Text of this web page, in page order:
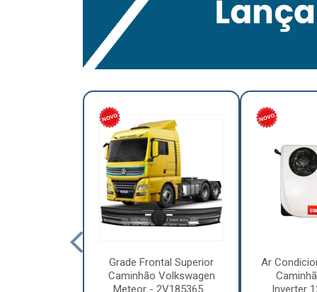
Grade Frontal Superior
Caminhão Volkswagen
Meteor - 2V185365...
Ar
Inverter